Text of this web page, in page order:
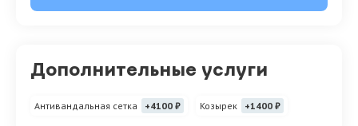
Дополнительные услуги
Антивандальная сетка +4100 ₽ Козырек +1400 ₽